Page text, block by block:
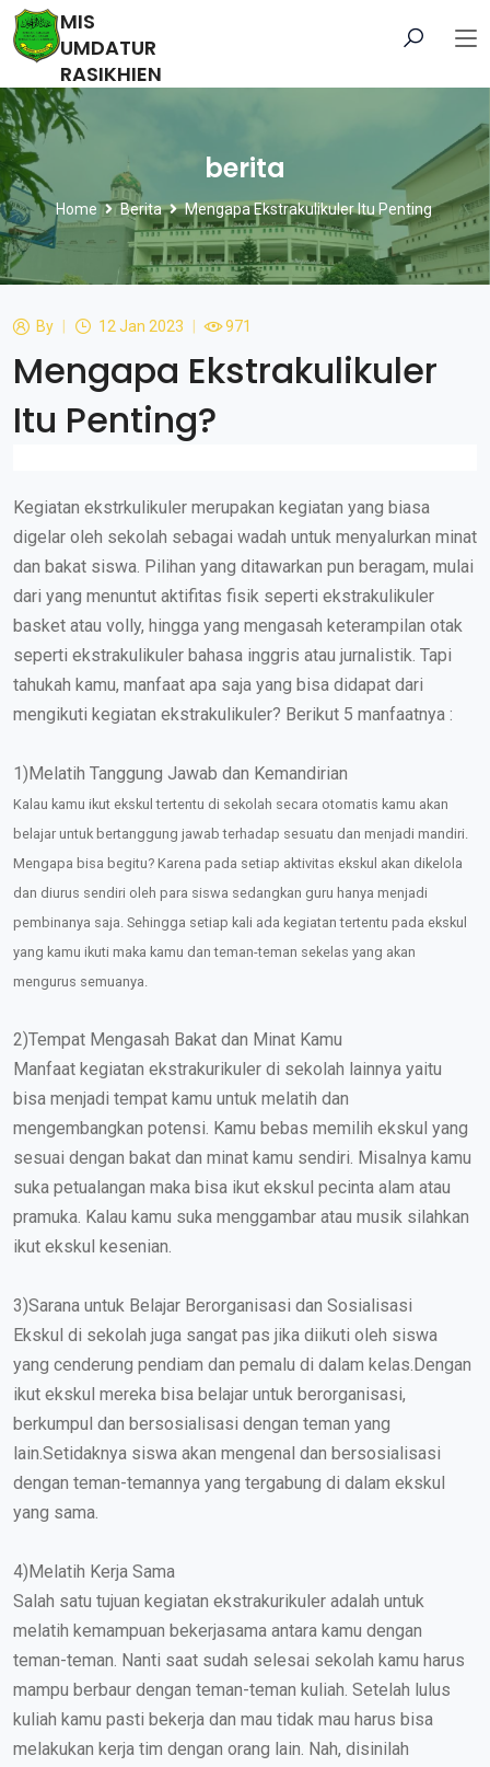
MIS
UMDATUR
RASIKHIEN
berita
Home Berita Mengapa Ekstrakulikuler Itu Penting
By 12 Jan 2023 971
Mengapa Ekstrakulikuler
Itu Penting?
Kegiatan ekstrkulikuler merupakan kegiatan yang biasa
digelar oleh sekolah sebagai wadah untuk menyalurkan minat
dan bakat siswa. Pilihan yang ditawarkan pun beragam, mulai
dari yang menuntut aktifitas fisik seperti ekstrakulikuler
basket atau volly, hingga yang mengasah keterampilan otak
seperti ekstrakulikuler bahasa inggris atau jurnalistik. Tapi
tahukah kamu, manfaat apa saja yang bisa didapat dari
mengikuti kegiatan ekstrakulikuler? Berikut 5 manfaatnya :
1)Melatih Tanggung Jawab dan Kemandirian
Kalau kamu ikut ekskul tertentu di sekolah secara otomatis kamu akan
belajar untuk bertanggung jawab terhadap sesuatu dan menjadi mandiri.
Mengapa bisa begitu? Karena pada setiap aktivitas ekskul akan dikelola
dan diurus sendiri oleh para siswa sedangkan guru hanya menjadi
pembinanya saja. Sehingga setiap kali ada kegiatan tertentu pada ekskul
yang kamu ikuti maka kamu dan teman-teman sekelas yang akan
mengurus semuanya.
2)Tempat Mengasah Bakat dan Minat Kamu
Manfaat kegiatan ekstrakurikuler di sekolah lainnya yaitu
bisa menjadi tempat kamu untuk melatih dan
mengembangkan potensi. Kamu bebas memilih ekskul yang
sesuai dengan bakat dan minat kamu sendiri. Misalnya kamu
suka petualangan maka bisa ikut ekskul pecinta alam atau
pramuka. Kalau kamu suka menggambar atau musik silahkan
ikut ekskul kesenian.
3)Sarana untuk Belajar Berorganisasi dan Sosialisasi
Ekskul di sekolah juga sangat pas jika diikuti oleh siswa
yang cenderung pendiam dan pemalu di dalam kelas.Dengan
ikut ekskul mereka bisa belajar untuk berorganisasi,
berkumpul dan bersosialisasi dengan teman yang
lain.Setidaknya siswa akan mengenal dan bersosialisasi
dengan teman-temannya yang tergabung di dalam ekskul
yang sama.
4)Melatih Kerja Sama
Salah satu tujuan kegiatan ekstrakurikuler adalah untuk
melatih kemampuan bekerjasama antara kamu dengan
teman-teman. Nanti saat sudah selesai sekolah kamu harus
mampu berbaur dengan teman-teman kuliah. Setelah lulus
kuliah kamu pasti bekerja dan mau tidak mau harus bisa
melakukan kerja tim dengan orang lain. Nah, disinilah